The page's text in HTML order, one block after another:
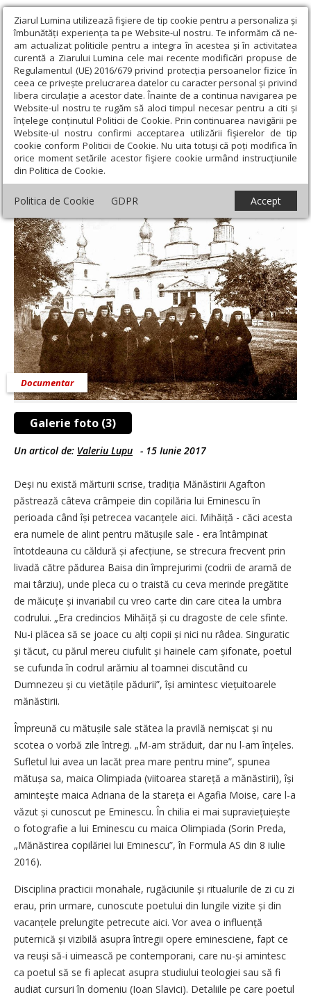
Ziarul Lumina utilizează fişiere de tip cookie pentru a personaliza și
îmbunătăți experiența ta pe Website-ul nostru. Te informăm că ne-
am actualizat politicile pentru a integra în acestea și în activitatea
curentă a Ziarului Lumina cele mai recente modificări propuse de
Regulamentul (UE) 2016/679 privind protecția persoanelor fizice în
ceea ce privește prelucrarea datelor cu caracter personal și privind
libera circulație a acestor date. Înainte de a continua navigarea pe
Website-ul nostru te rugăm să aloci timpul necesar pentru a citi și
înțelege conținutul Politicii de Cookie. Prin continuarea navigării pe
Website-ul nostru confirmi acceptarea utilizării fişierelor de tip
cookie conform Politicii de Cookie. Nu uita totuși că poți modifica în
orice moment setările acestor fişiere cookie urmând instrucțiunile
din Politica de Cookie.
Politica de Cookie GDPR Accept
Ziarul Lumina › Actualitate religioasă › Documentar › Mihai
Eminescu la Mănăstirea Agafton
Mihai Eminescu la Mănăstirea Agafton
Galerie foto (3)
Documentar
Un articol de: Valeriu Lupu - 15 Iunie 2017
Deși nu există mărturii scrise, tradiția Mănăstirii Agafton
păstrează câteva crâmpeie din copilăria lui Eminescu în
perioada când își petrecea vacanțele aici. Mihăiță - căci acesta
era numele de alint pentru mătușile sale - era întâmpinat
întotdeauna cu căldură și afecțiune, se strecura frecvent prin
livadă către pădurea Baisa din împrejurimi (codrii de aramă de
mai târziu), unde pleca cu o traistă cu ceva merinde pregătite
de măicuțe și invariabil cu vreo carte din care citea la umbra
codrului. „Era credincios Mihăiță și cu dragoste de cele sfinte.
Nu-i plăcea să se joace cu alți copii și nici nu râdea. Singuratic
și tăcut, cu părul mereu ciufulit și hainele cam șifonate, poetul
se cufunda în codrul arămiu al toamnei discutând cu
Dumnezeu și cu vietățile pădurii”, își amintesc viețuitoarele
mănăstirii.
Împreună cu mătușile sale stătea la pravilă nemișcat și nu
scotea o vorbă zile întregi. „M-am străduit, dar nu l-am înțeles.
Sufletul lui avea un lacăt prea mare pentru mine”, spunea
mătușa sa, maica Olimpiada (viitoarea stareță a mănăstirii), își
amintește maica Adriana de la stareța ei Agafia Moise, care l-a
văzut și cunoscut pe Eminescu. În chilia ei mai supraviețuiește
o fotografie a lui Eminescu cu maica Olimpiada (Sorin Preda,
„Mănăstirea copilăriei lui Eminescu”, în Formula AS din 8 iulie
2016).
Disciplina practicii monahale, rugăciunile și ritualurile de zi cu zi
erau, prin urmare, cunoscute poetului din lungile vizite și din
vacanțele prelungite petrecute aici. Vor avea o influență
puternică și vizibilă asupra întregii opere eminesciene, fapt ce
va reuși să-i uimească pe contemporani, care nu-și amintesc
ca poetul să se fi aplecat asupra studiului teologiei sau să fi
audiat cursuri în domeniu (Ioan Slavici). Detaliile pe care poetul